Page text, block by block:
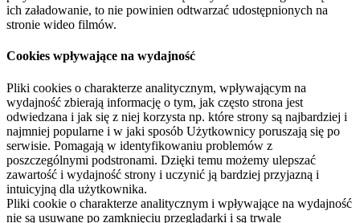
ich załadowanie, to nie powinien odtwarzać udostępnionych na
stronie wideo filmów.
Cookies wpływające na wydajność
Pliki cookies o charakterze analitycznym, wpływającym na
wydajność zbierają informację o tym, jak często strona jest
odwiedzana i jak się z niej korzysta np. które strony są najbardziej i
najmniej popularne i w jaki sposób Użytkownicy poruszają się po
serwisie. Pomagają w identyfikowaniu problemów z
poszczególnymi podstronami. Dzięki temu możemy ulepszać
zawartość i wydajność strony i uczynić ją bardziej przyjazną i
intuicyjną dla użytkownika.
Pliki cookie o charakterze analitycznym i wpływające na wydajność
nie są usuwane po zamknięciu przeglądarki i są trwale